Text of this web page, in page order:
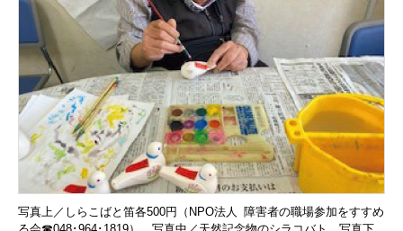
写真上／しらこばと笛各500円（NPO法人 障害者の職場参加をすすめ